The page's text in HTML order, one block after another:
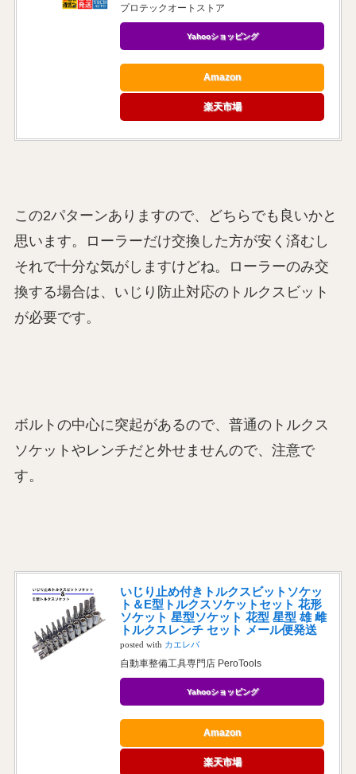
プロテックオートストア
Yahooショッピング
Amazon
楽天市場
この2パターンありますので、どちらでも良いかと
思います。ローラーだけ交換した方が安く済むし
それで十分な気がしますけどね。ローラーのみ交
換する場合は、いじり防止対応のトルクスビット
が必要です。
ボルトの中心に突起があるので、普通のトルクス
ソケットやレンチだと外せませんので、注意で
す。
いじり止め付きトルクスビットソケッ
ト＆E型トルクスソケットセット 花形
ソケット 星型ソケット 花型 星型 雄 雌
トルクスレンチ セット メール便発送
posted with カエレバ
自動車整備工具専門店 PeroTools
Yahooショッピング
Amazon
楽天市場